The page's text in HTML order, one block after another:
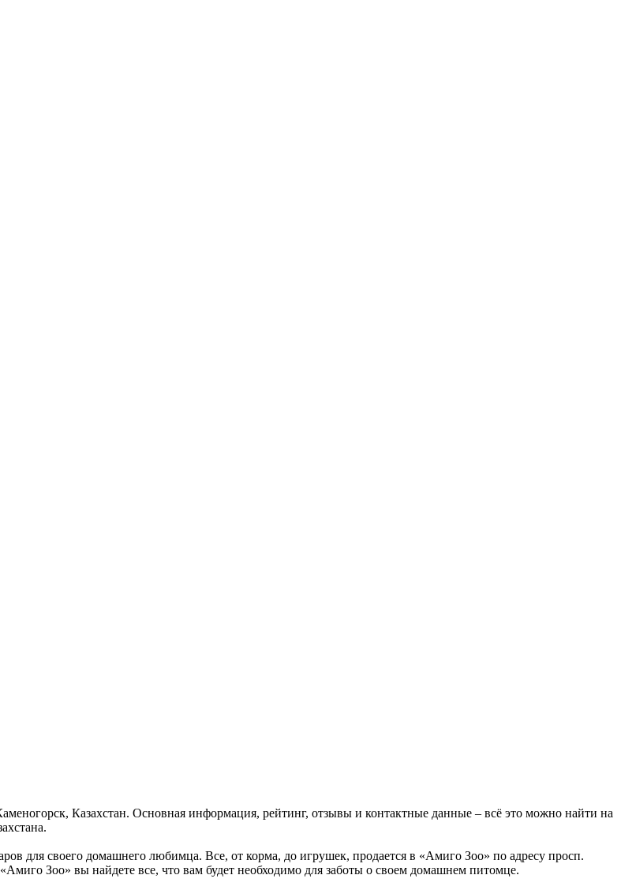
Казахстан. Основная информация, рейтинг, отзывы и контактные данные – всё это можно найти на
для своего домашнего любимца. Все, от корма, до игрушек, продается в «Амиго Зоо» по адресу просп.
Зоо» вы найдете все, что вам будет необходимо для заботы о своем домашнем питомце.